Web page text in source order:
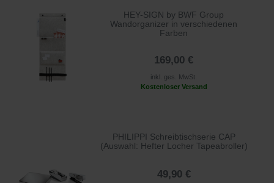
HEY-SIGN by BWF Group
Wandorganizer in verschiedenen
Farben
169,00 €
inkl. ges. MwSt.
Kostenloser Versand
PHILIPPI Schreibtischserie CAP
(Auswahl: Hefter Locher Tapeabroller)
49,90 €